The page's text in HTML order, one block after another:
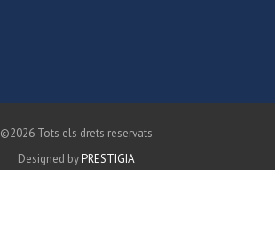
©2026 Tots els drets reservats
Designed byPRESTIGIA